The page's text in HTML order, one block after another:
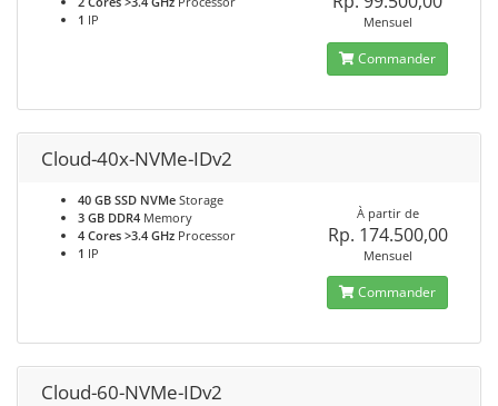
1 IP Mensuel
Commander
Cloud-40x-NVMe-IDv2
40 GB SSD NVMe Storage
3 GB DDR4 Memory
4 Cores >3.4 GHz Processor
1 IP
À partir de
Rp. 174.500,00
Mensuel
Commander
Cloud-60-NVMe-IDv2